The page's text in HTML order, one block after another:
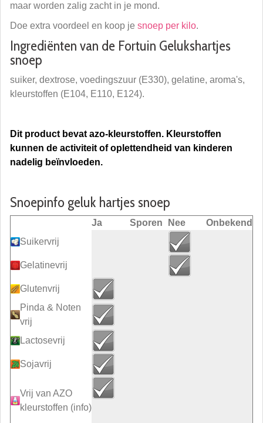
maar worden zalig zacht in je mond.
Doe extra voordeel en koop je snoep per kilo.
Ingrediënten van de Fortuin Gelukshartjes
snoep
suiker, dextrose, voedingszuur (E330), gelatine, aroma's,
kleurstoffen (E104, E110, E124).
Dit product bevat azo-kleurstoffen. Kleurstoffen
kunnen de activiteit of oplettendheid van kinderen
nadelig beïnvloeden.
Snoepinfo geluk hartjes snoep
Ja Sporen Nee
Onbekend
Suikervrij
Gelatinevrij
Glutenvrij
Pinda & Noten
vrij
Lactosevrij
Sojavrij
Vrij van AZO
kleurstoffen (info)